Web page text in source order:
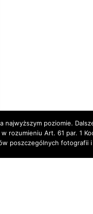
najwyższym poziomie.
rozumieniu Art. 61 par. 1
poszczególnych